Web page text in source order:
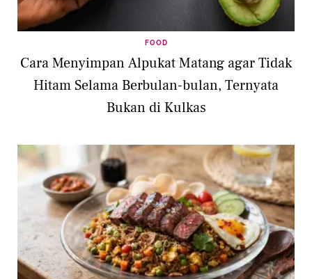
FOOD
Cara Menyimpan Alpukat Matang agar Tidak
Hitam Selama Berbulan-bulan, Ternyata
Bukan di Kulkas